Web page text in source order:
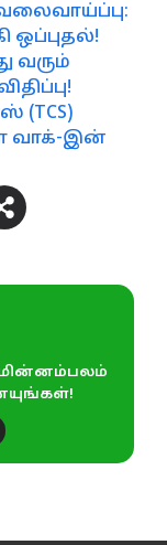
ஒப்புதல்!
வரும்
(TCS)
வாக்-இன்
மின்னம்பலம்